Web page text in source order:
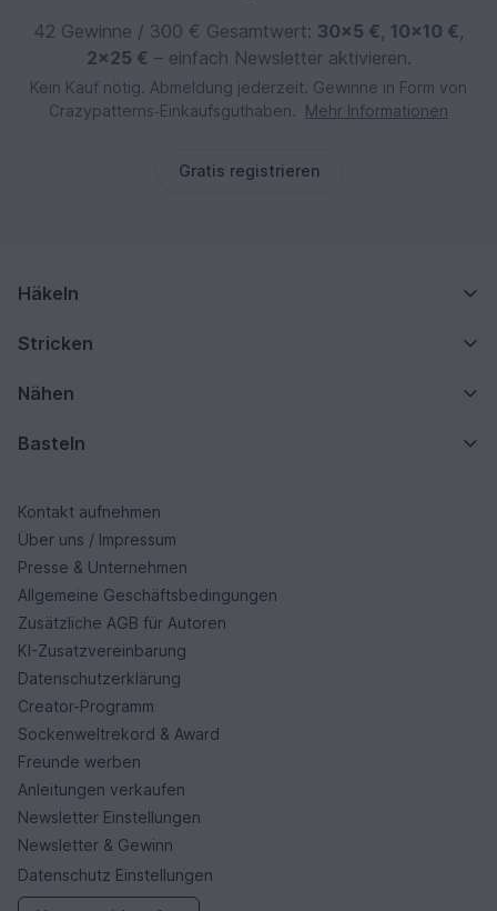
42 Gewinne / 300 € Gesamtwert: 30×5 €, 10×10 €,
2×25 € – einfach Newsletter aktivieren.
Kein Kauf nötig. Abmeldung jederzeit. Gewinne in Form von
Crazypatterns‑Einkaufsguthaben.
Mehr Informationen
Gratis registrieren
Häkeln
Stricken
Nähen
Basteln
Kontakt aufnehmen
Über uns / Impressum
Presse & Unternehmen
Allgemeine Geschäftsbedingungen
Zusätzliche AGB für Autoren
KI-Zusatzvereinbarung
Datenschutzerklärung
Creator-Programm
Sockenweltrekord & Award
Freunde werben
Anleitungen verkaufen
Newsletter Einstellungen
Newsletter & Gewinn
Datenschutz Einstellungen